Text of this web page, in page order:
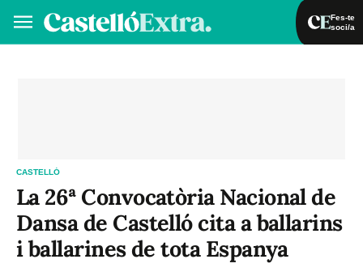
Fes-te
soci/a
CASTELLÓ
La 26ª Convocatòria Nacional de
Dansa de Castelló cita a ballarins
i ballarines de tota Espanya